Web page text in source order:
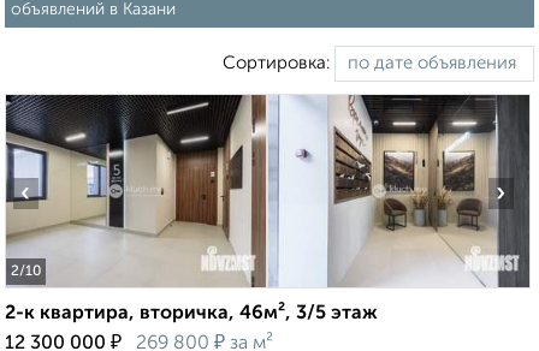
объявлений в Казани
Сортировка:
2/10
‹ ›
2-к квартира, вторичка, 46м², 3/5 этаж
12 300 000 ₽ 269 800 ₽ за м²